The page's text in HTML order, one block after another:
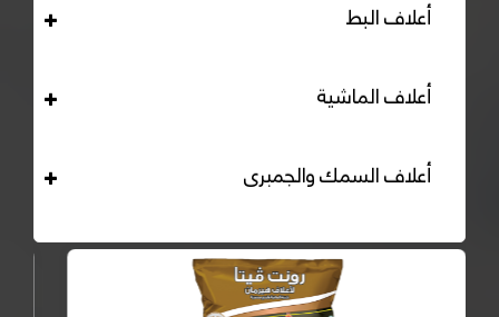
أعلاف البط
أعلاف الماشية
أعلاف السمك والجمبرى